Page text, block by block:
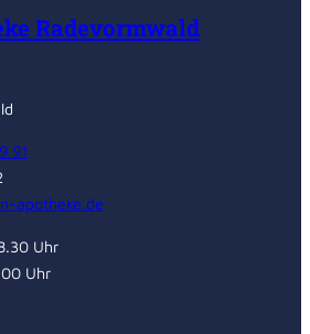
Radevormwald
91
apotheke.de
Uhr
Uhr